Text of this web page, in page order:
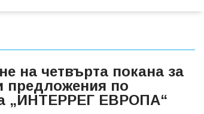
на четвърта покана за
предложения по
„ИНТЕРРЕГ ЕВРОПА“